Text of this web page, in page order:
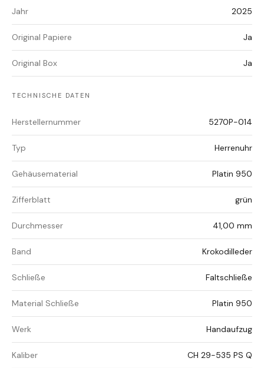
Jahr 2025
Original Papiere Ja
Original Box Ja
TECHNISCHE DATEN
Herstellernummer 5270P-014
Typ Herrenuhr
Gehäusematerial Platin 950
Zifferblatt grün
Durchmesser 41,00 mm
Band Krokodilleder
Schließe Faltschließe
Material Schließe Platin 950
Werk Handaufzug
Kaliber CH 29-535 PS Q